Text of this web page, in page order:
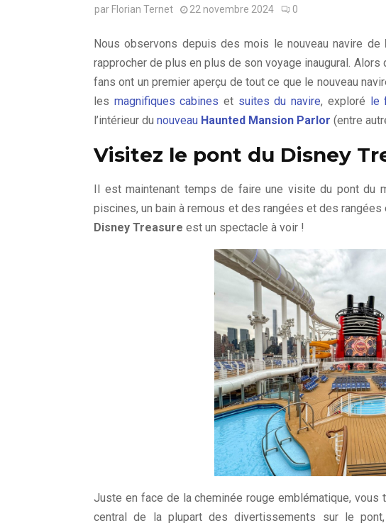
par Florian Ternet 22 novembre 2024 0
Nous observons depuis des mois le nouveau navire de
rapprocher de plus en plus de son voyage inaugural.
fans ont un premier aperçu de tout ce que le nouveau
les magnifiques cabines et suites du navire, exploré le
l’intérieur du nouveau Haunted Mansion Parlor (entre
Visitez le pont du Disney
Il est maintenant temps de faire une visite du pont du
piscines, un bain à remous et des rangées et des
Disney Treasure est un spectacle à voir !
Juste en face de la cheminée rouge emblématique, vous
central de la plupart des divertissements sur le